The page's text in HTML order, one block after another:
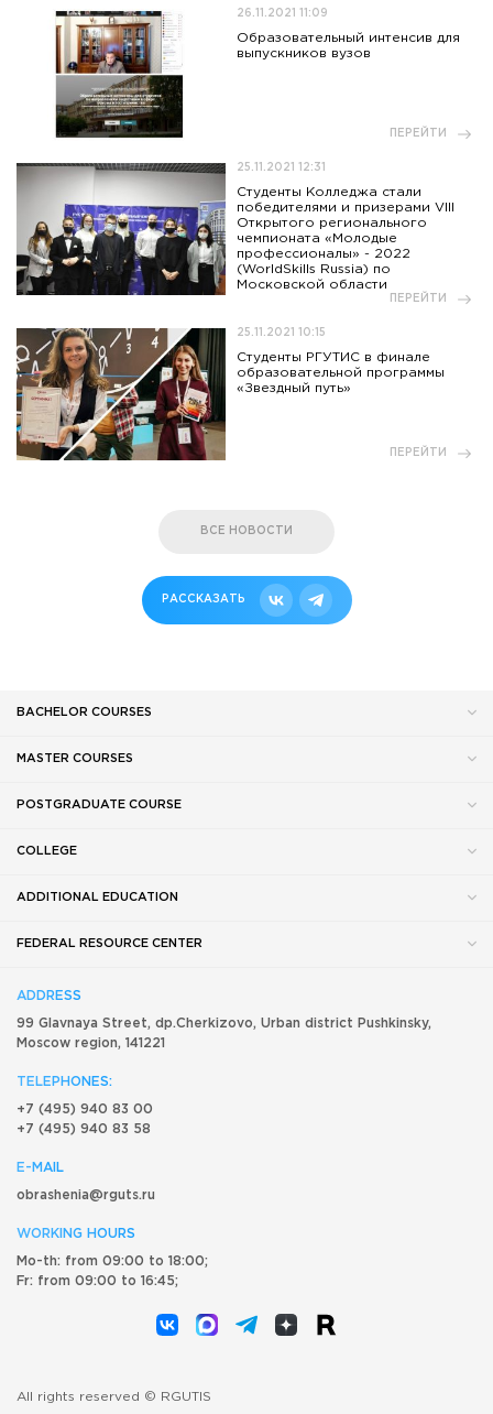
26.11.2021 11:09
Образовательный интенсив для
выпускников вузов
ПЕРЕЙТИ
25.11.2021 12:31
Студенты Колледжа стали
победителями и призерами VIII
Открытого регионального
чемпионата «Молодые
профессионалы» - 2022
(WorldSkills Russia) по
Московской области
ПЕРЕЙТИ
25.11.2021 10:15
Студенты РГУТИС в финале
образовательной программы
«Звездный путь»
ПЕРЕЙТИ
ВСЕ НОВОСТИ
РАССКАЗАТЬ
BACHELOR COURSES
MASTER COURSES
POSTGRADUATE COURSE
COLLEGE
ADDITIONAL EDUCATION
FEDERAL RESOURCE CENTER
ADDRESS
99 Glavnaya Street, dp.Cherkizovo, Urban district Pushkinsky,
Moscow region, 141221
TELEPHONES:
+7 (495) 940 83 00
+7 (495) 940 83 58
E-MAIL
obrashenia@rguts.ru
WORKING HOURS
Mo-th: from 09:00 to 18:00;
Fr: from 09:00 to 16:45;
All rights reserved © RGUTIS